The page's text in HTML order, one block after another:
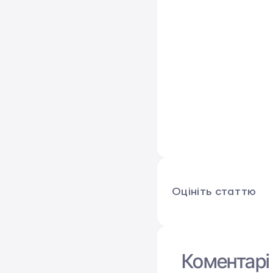
Оцініть статтю
Коментарі